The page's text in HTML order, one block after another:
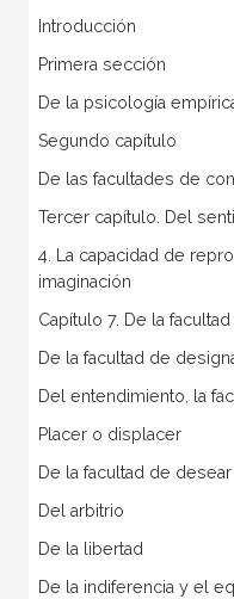
Introducción
Primera sección
De la psicología
Segundo capítulo
De las facultades de
Tercer capítulo. Del
4. La capacidad de
imaginación
Capítulo 7. De la
De la facultad de
Del entendimiento, la
Placer o displacer
De la facultad de desear
Del arbitrio
De la libertad
De la indiferencia y el